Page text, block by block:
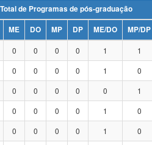
Total de Programas de pós-graduação
ME DO MP DP ME/DO MP/DP
0 0 0 0 1 1
0 0 0 0 1 0
0 0 0 0 0 1
0 0 0 0 1 0
0 0 0 0 1 0